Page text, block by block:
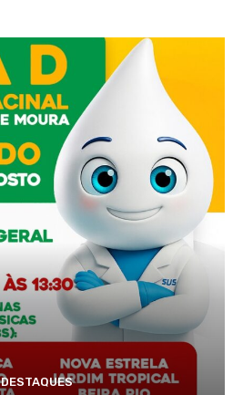
DESTAQUES